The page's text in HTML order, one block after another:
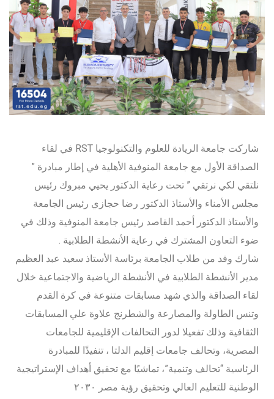
شاركت جامعة الريادة للعلوم والتكنولوجيا RST في لقاء
الصداقة الأول مع جامعة المنوفية الأهلية في إطار مبادرة ”
نلتقي لكي نرتقي ” تحت رعاية الدكتور يحيي مبروك رئيس
مجلس الأمناء والأستاذ الدكتور رضا حجازي رئيس الجامعة
والأستاذ الدكتور أحمد القاصد رئيس جامعة المنوفية وذلك في
ضوء التعاون المشترك في رعاية الأنشطة الطلابية .
شارك وفد من طلاب الجامعة برئاسة الأستاذ سعيد عبد العظيم
مدير الأنشطة الطلابية في الأنشطة الرياضية والاجتماعية خلال
لقاء الصداقة والذي شهد مسابقات متنوعة في كرة القدم
وتنس الطاولة والمصارعة والشطرنج علاوة علي المسابقات
الثقافية وذلك تفعيلا لدور التحالفات الإقليمية للجامعات
المصرية، وتحالف جامعات إقليم الدلتا ، تنفيذًا للمبادرة
الرئاسية “تحالف وتنمية”، تماشيًا مع تحقيق أهداف الإستراتيجية
الوطنية للتعليم العالي وتحقيق رؤية مصر ٢٠٣٠